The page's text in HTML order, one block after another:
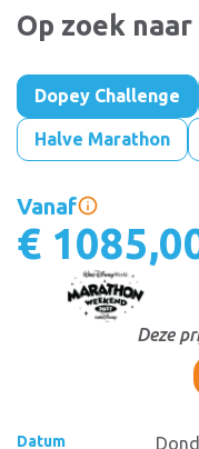
Op zoek naar
Dopey Challenge
Halve Marathon
Vanaf
€
Deze
Datum